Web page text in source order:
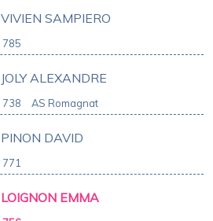
785
VIVIEN SAMPIERO
738
JOLY ALEXANDRE
AS Romagnat
771
PINON DAVID
LOIGNON EMMA